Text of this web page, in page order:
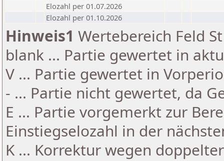
Elozahl per 01.07.2026
Elozahl per 01.10.2026
Hinweis1 Wertebereich Feld
blank ... Partie gewertet in
V ... Partie gewertet in
- ... Partie nicht gewertet, da
E ... Partie vorgemerkt zur
Einstiegselozahl in der
K ... Korrektur wegen